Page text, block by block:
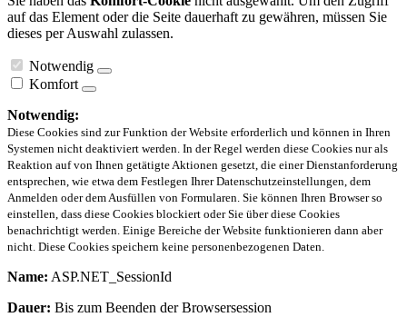
auf das Element oder die Seite dauerhaft zu gewähren, müssen Sie
dieses per Auswahl zulassen.
Notwendig
Komfort
Notwendig:
Diese Cookies sind zur Funktion der Website erforderlich und können in Ihren
Systemen nicht deaktiviert werden. In der Regel werden diese Cookies nur als
Reaktion auf von Ihnen getätigte Aktionen gesetzt, die einer Dienstanforderung
entsprechen, wie etwa dem Festlegen Ihrer Datenschutzeinstellungen, dem
Anmelden oder dem Ausfüllen von Formularen. Sie können Ihren Browser so
einstellen, dass diese Cookies blockiert oder Sie über diese Cookies
benachrichtigt werden. Einige Bereiche der Website funktionieren dann aber
nicht. Diese Cookies speichern keine personenbezogenen Daten.
Name: ASP.NET_SessionId
Dauer: Bis zum Beenden der Browsersession